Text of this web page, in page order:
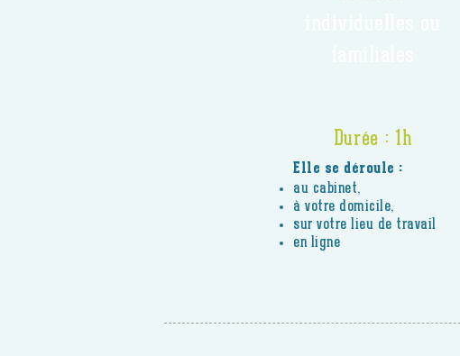
Durée : 1h
Elle se déroule :
au cabinet,
à votre domicile,
sur votrelieu de travail
en ligne